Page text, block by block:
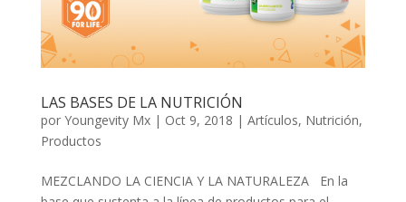
LAS BASES DE LA NUTRICIÓN
por Youngevity Mx| Oct 9, 2018 | Artículos, Nutrición,
Productos
MEZCLANDO LA CIENCIA Y LA NATURALEZA En la